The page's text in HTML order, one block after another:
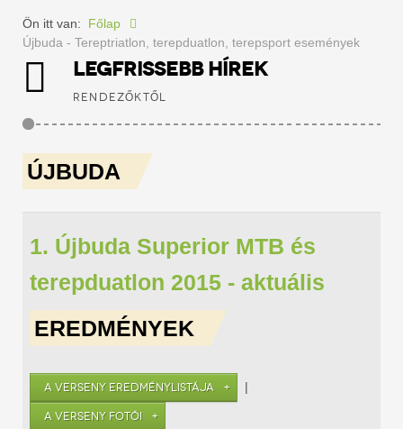
Ön itt van: Főlap
Újbuda - Tereptriatlon, terepduatlon, terepsport események
LEGFRISSEBB HÍREK
RENDEZŐKTŐL
ÚJBUDA
1. Újbuda Superior MTB és
terepduatlon 2015 - aktuális
EREDMÉNYEK
A VERSENY EREDMÉNYLISTÁJA |
A VERSENY FOTÓI